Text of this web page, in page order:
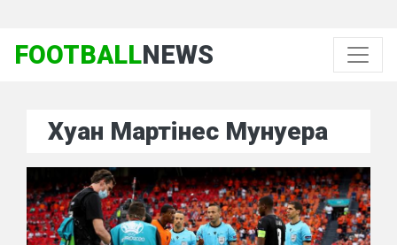
FOOTBALLNEWS
Хуан Мартінес Мунуера